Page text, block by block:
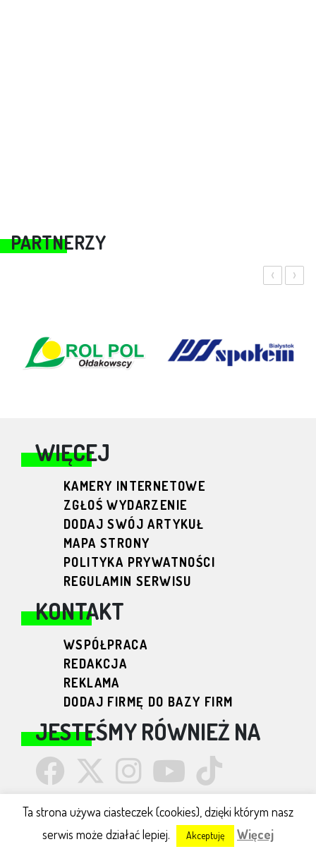
PARTNERZY
‹ ›
WIĘCEJ
KAMERY INTERNETOWE
ZGŁOŚ WYDARZENIE
DODAJ SWÓJ ARTYKUŁ
MAPA STRONY
POLITYKA PRYWATNOŚCI
REGULAMIN SERWISU
KONTAKT
WSPÓŁPRACA
REDAKCJA
REKLAMA
DODAJ FIRMĘ DO BAZY FIRM
JESTEŚMY RÓWNIEŻ NA
Podlaskie24 © 2026
Ta strona używa ciasteczek (cookies), dzięki którym nasz
serwis może działać lepiej.
Akceptuję Więcej